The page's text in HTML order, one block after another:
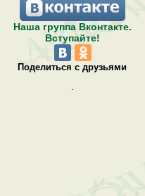
Наша группа Вконтакте.
Вступайте!
Поделиться с друзьями
.